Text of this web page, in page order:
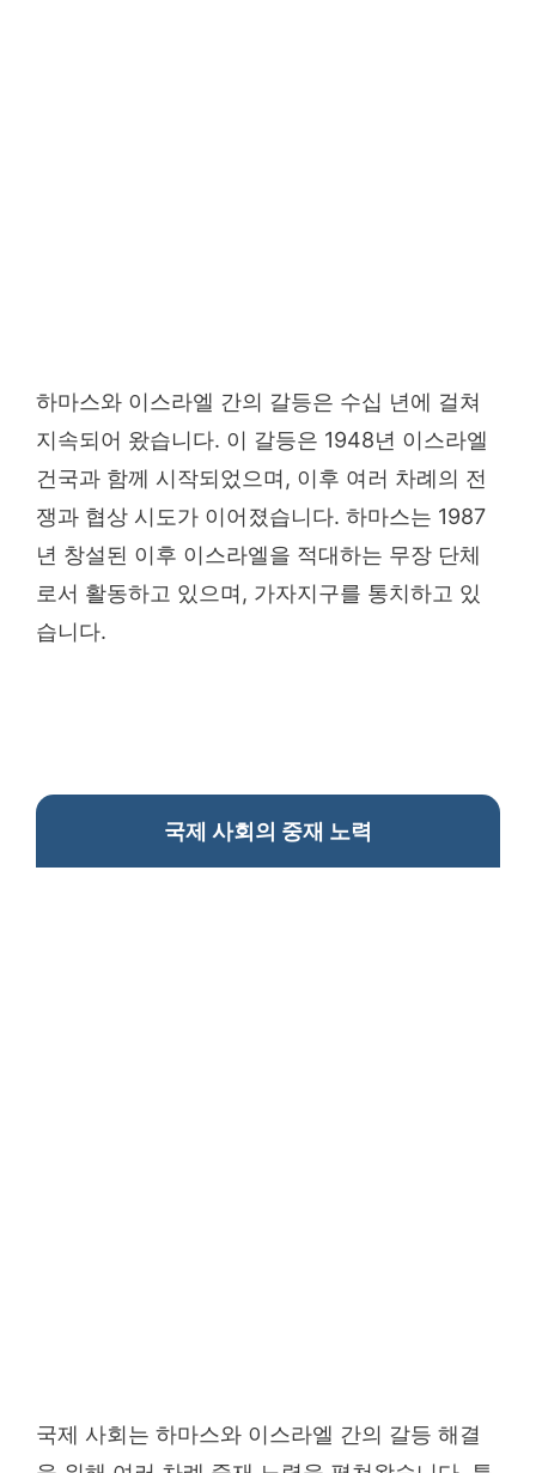
하마스와 이스라엘 간의 갈등은 수십 년에 걸쳐
지속되어 왔습니다. 이 갈등은 1948년 이스라엘
건국과 함께 시작되었으며, 이후 여러 차례의 전
쟁과 협상 시도가 이어졌습니다. 하마스는 1987
년 창설된 이후 이스라엘을 적대하는 무장 단체
로서 활동하고 있으며, 가자지구를 통치하고 있
습니다.
국제 사회의 중재 노력
국제 사회는 하마스와 이스라엘 간의 갈등 해결